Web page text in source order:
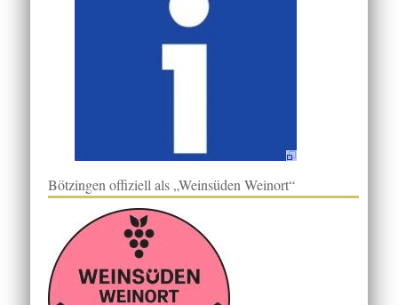
Bötzingen offiziell als „Weinsüden Weinort“